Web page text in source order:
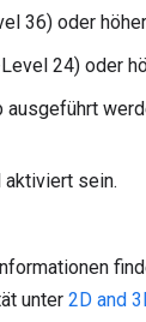
36) oder
24) oder
sein.
unter 2D and